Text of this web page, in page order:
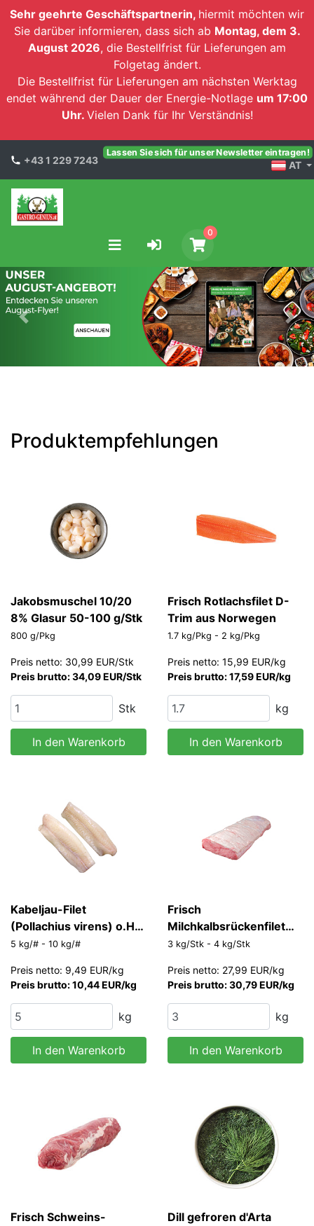
Sehr geehrte Geschäftspartnerin, hiermit möchten wir
Sie darüber informieren, dass sich ab Montag, dem 3.
August 2026, die Bestellfrist für Lieferungen am
Folgetag ändert.
Die Bestellfrist für Lieferungen am nächsten Werktag
endet während der Dauer der Energie-Notlage um 17:00
Uhr. Vielen Dank für Ihr Verständnis!
+43 1 229 7243
Lassen Sie sich für unser Newsletter eintragen!
AT
0
Previous Next
Produktempfehlungen
Jakobsmuschel 10/20
8% Glasur 50-100 g/Stk
800 g/Pkg
Preis netto: 30,99 EUR/Stk
Preis brutto: 34,09 EUR/Stk
Stk
In den Warenkorb
Frisch Rotlachsfilet D-
Trim aus Norwegen
1.7 kg/Pkg - 2 kg/Pkg
Preis netto: 15,99 EUR/kg
Preis brutto: 17,59 EUR/kg
kg
In den Warenkorb
Kabeljau-Filet
(Pollachius virens) o.H.
20% Glasur 200-500
5 kg/# - 10 kg/#
Preis netto: 9,49 EUR/kg
Preis brutto: 10,44 EUR/kg
kg
In den Warenkorb
Frisch
Milchkalbsrückenfilet
Ladenschnitt o.Talg
3 kg/Stk - 4 kg/Stk
Preis netto: 27,99 EUR/kg
Preis brutto: 30,79 EUR/kg
kg
In den Warenkorb
Frisch Schweins-
Dill gefroren d'Arta